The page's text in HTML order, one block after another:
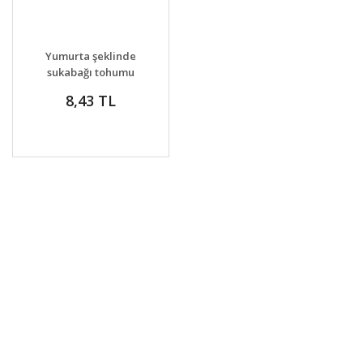
DETAYLAR
VER
Yumurta şeklinde
sukabağı tohumu
8,43 TL